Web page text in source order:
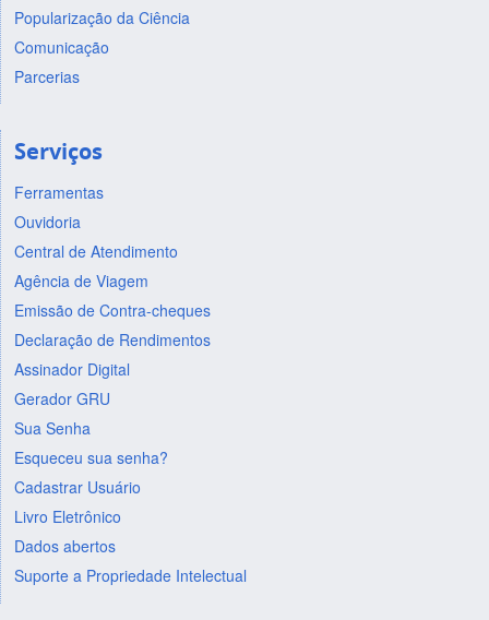
Popularização da Ciência
Comunicação
Parcerias
Serviços
Ferramentas
Ouvidoria
Central de Atendimento
Agência de Viagem
Emissão de Contra-cheques
Declaração de Rendimentos
Assinador Digital
Gerador GRU
Sua Senha
Esqueceu sua senha?
Cadastrar Usuário
Livro Eletrônico
Dados abertos
Suporte a Propriedade Intelectual